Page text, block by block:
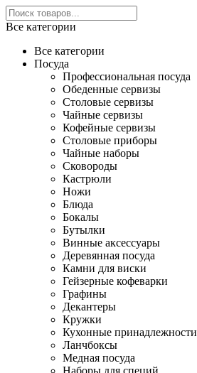
Все категории
Все категории
Посуда
Профессиональная посуда
Обеденные сервизы
Столовые сервизы
Чайные сервизы
Кофейные сервизы
Столовые приборы
Чайные наборы
Сковороды
Кастрюли
Ножи
Блюда
Бокалы
Бутылки
Винные аксессуары
Деревянная посуда
Камни для виски
Гейзерные кофеварки
Графины
Декантеры
Кружки
Кухонные принадлежности
Ланчбоксы
Медная посуда
Наборы для специй